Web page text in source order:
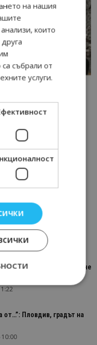
от…”: Петрич – Изживяване
от…”: Пловдив, градът на
на нашия
които
събрали от
услуги.
позволяват